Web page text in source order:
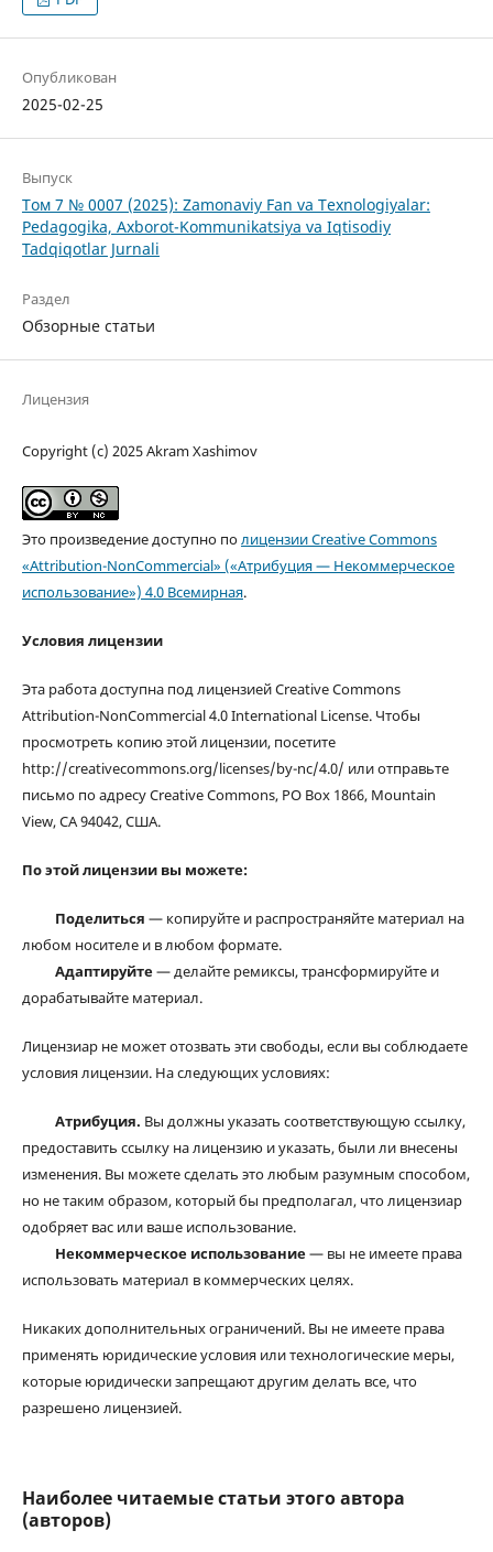
Опубликован
2025-02-25
Выпуск
Том 7 № 0007 (2025): Zamonaviy Fan va Texnologiyalar:
Pedagogika, Axborot-Kommunikatsiya va Iqtisodiy
Tadqiqotlar Jurnali
Раздел
Обзорные статьи
Лицензия
Copyright (c) 2025 Akram Xashimov
Это произведение доступно полицензии Creative Commons
«Attribution-NonCommercial» («Атрибуция — Некоммерческое
использование») 4.0 Всемирная.
Условия лицензии
Эта работа доступна под лицензией Creative Commons
Attribution-NonCommercial 4.0 International License. Чтобы
просмотреть копию этой лицензии, посетите
http://creativecommons.org/licenses/by-nc/4.0/ или отправьте
письмо по адресу Creative Commons, PO Box 1866, Mountain
View, CA 94042, США.
По этой лицензии вы можете:
Поделиться — копируйте и распространяйте материал на
любом носителе и в любом формате.
Адаптируйте— делайте ремиксы, трансформируйте и
дорабатывайте материал.
Лицензиар не может отозвать эти свободы, если вы соблюдаете
условия лицензии. На следующих условиях:
Атрибуция. Вы должны указать соответствующую ссылку,
предоставить ссылку на лицензию и указать, были ли внесены
изменения. Вы можете сделать это любым разумным способом,
но не таким образом, который бы предполагал, что лицензиар
одобряет вас или ваше использование.
Некоммерческое использование— вы не имеете права
использовать материал в коммерческих целях.
Никаких дополнительных ограничений. Вы не имеете права
применять юридические условия или технологические меры,
которые юридически запрещают другим делать все, что
разрешено лицензией.
Наиболее читаемые статьи этого автора
(авторов)